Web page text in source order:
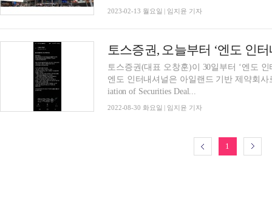
2023-02-13 월요일 | 임지윤 기자
토스증권, 오늘부터 ‘엔도 인
토스증권(대표 오창훈)이 30일부터 ‘엔도
엔도 인터내셔널은 아일랜드 기반 제약회사
iation of Securities Deal...
2022-08-30 화요일 | 임지윤 기자
1